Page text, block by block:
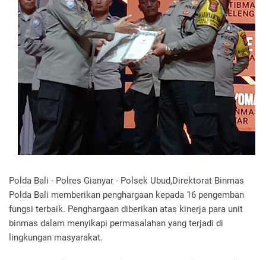
Polda Bali - Polres Gianyar - Polsek Ubud,Direktorat Binmas
Polda Bali memberikan penghargaan kepada 16 pengemban
fungsi terbaik. Penghargaan diberikan atas kinerja para unit
binmas dalam menyikapi permasalahan yang terjadi di
lingkungan masyarakat.